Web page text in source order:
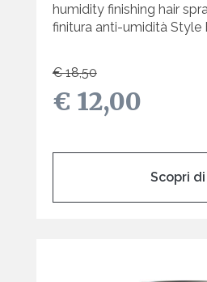
humidity finishing hair
finitura anti-umidità Style
€ 18,50
€ 12,00
Scopri